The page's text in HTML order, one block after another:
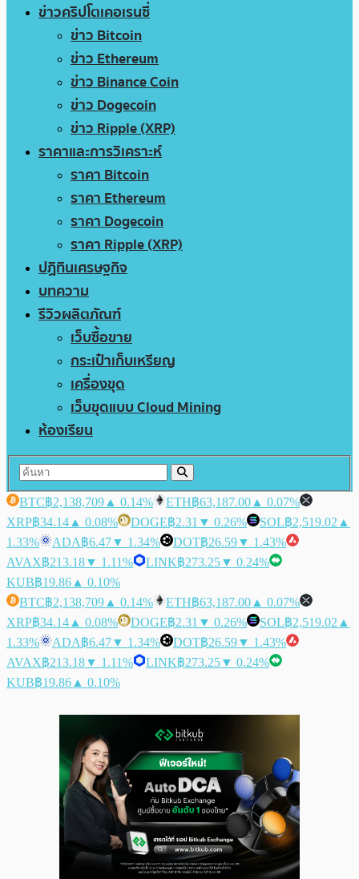
ข่าวคริปโตเคอเรนซี่
ข่าว Bitcoin
ข่าว Ethereum
ข่าว Binance Coin
ข่าว Dogecoin
ข่าว Ripple (XRP)
ราคาและการวิเคราะห์
ราคา Bitcoin
ราคา Ethereum
ราคา Dogecoin
ราคา Ripple (XRP)
ปฏิทินเศรษฐกิจ
บทความ
รีวิวผลิตภัณฑ์
เว็บซื้อขาย
กระเป๋าเก็บเหรียญ
เครื่องขุด
เว็บขุดแบบ Cloud Mining
ห้องเรียน
BTC฿2,138,709 ▲ 0.14% ETH฿63,187.00 ▲ 0.07%
XRP฿34.14 ▲ 0.08% DOGE฿2.31 ▼ 0.26% SOL฿2,519.02 ▲
1.33%
ADA฿6.47▼ 1.34% DOT฿26.59▼ 1.43%
AVAX฿213.18▼ 1.11% LINK฿273.25▼ 0.24%
KUB฿19.86 ▲ 0.10%
BTC฿2,138,709 ▲ 0.14% ETH฿63,187.00 ▲ 0.07%
XRP฿34.14 ▲ 0.08% DOGE฿2.31 ▼ 0.26% SOL฿2,519.02 ▲
1.33%
ADA฿6.47▼ 1.34% DOT฿26.59▼ 1.43%
AVAX฿213.18▼ 1.11% LINK฿273.25▼ 0.24%
KUB฿19.86 ▲ 0.10%